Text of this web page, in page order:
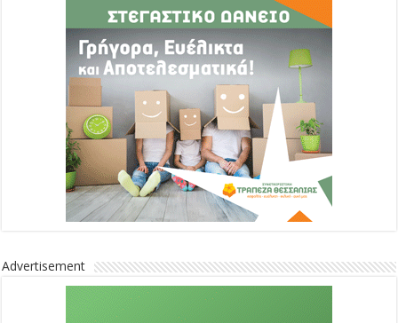
Advertisement